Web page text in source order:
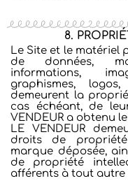
8.
Le Site et le matériel
de données,
informations,
graphismes,
demeurent la
cas échéant, de
VENDEUR a obtenu
LE VENDEUR
droits de
marque déposée,
de propriété
afférents à tout